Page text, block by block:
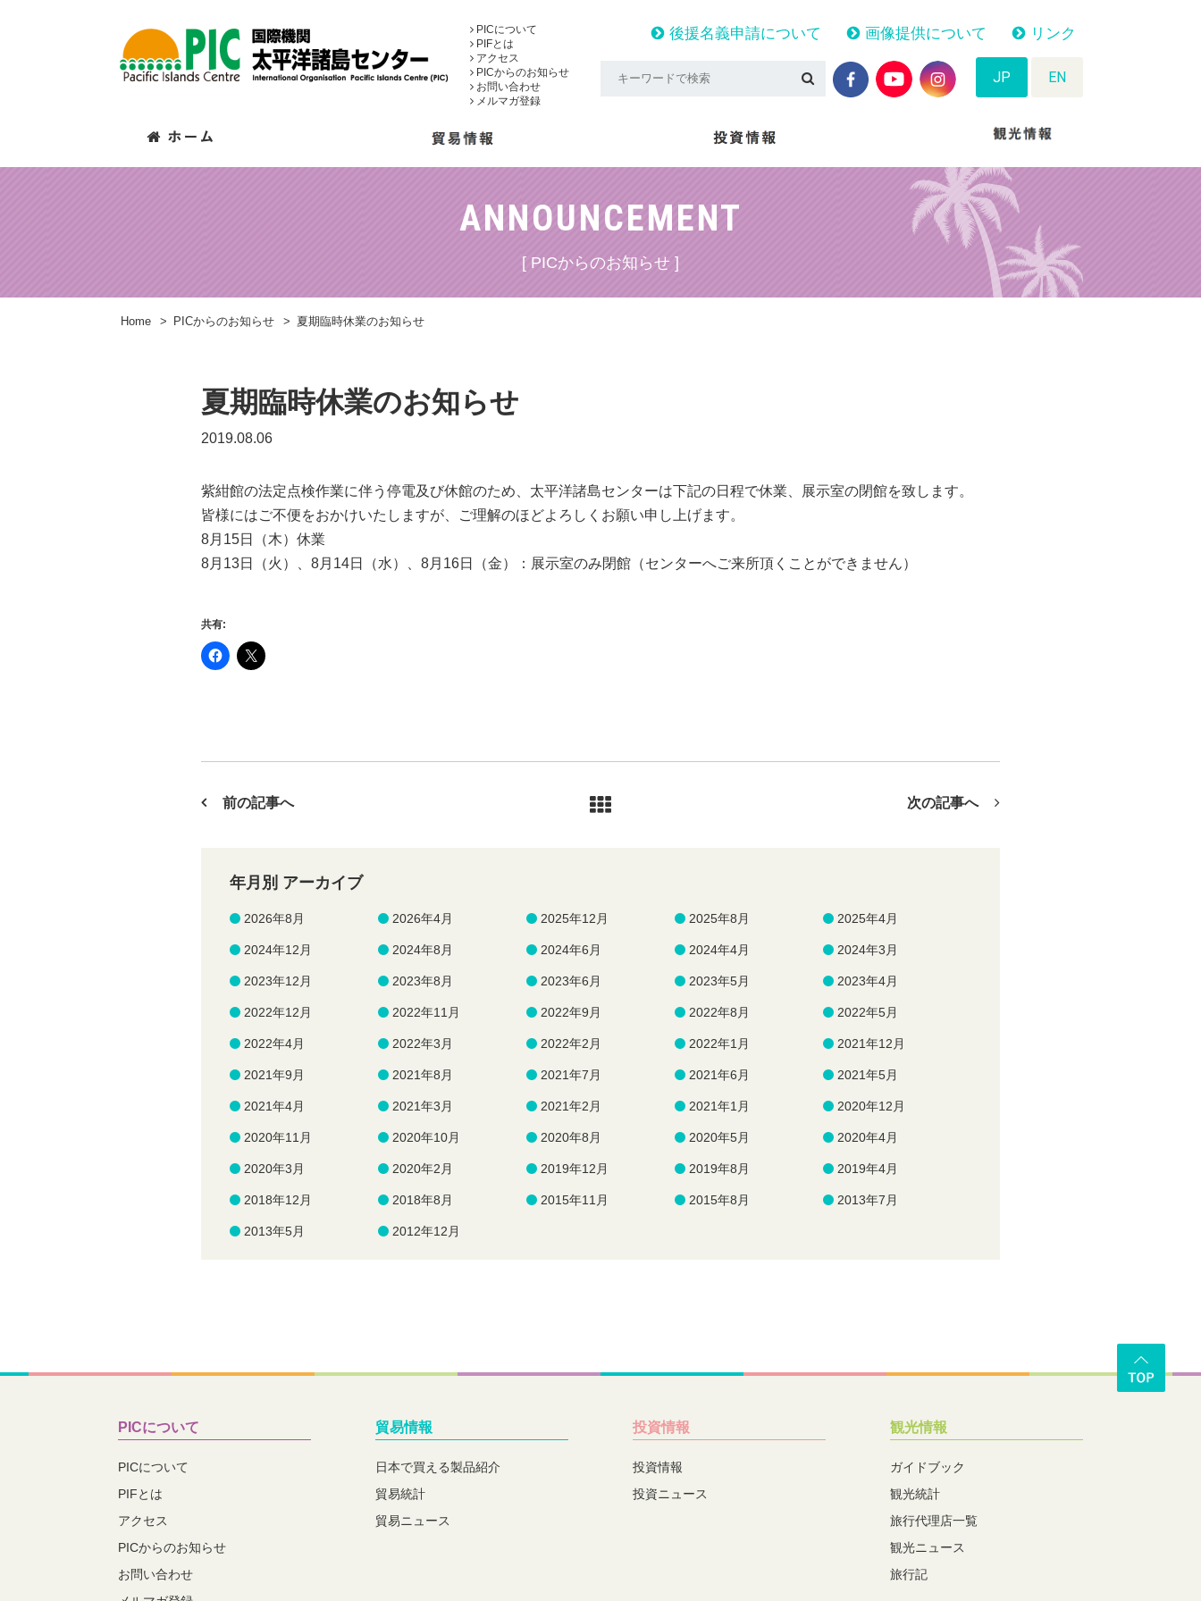
PICについて
PIFとは
アクセス
PICからのお知らせ
お問い合わせ
メルマガ登録
後援名義申請について 画像提供について リンク
JP EN
ANNOUNCEMENT
[ PICからのお知らせ ]
Home > PICからのお知らせ > 夏期臨時休業のお知らせ
夏期臨時休業のお知らせ
2019.08.06
紫紺館の法定点検作業に伴う停電及び休館のため、太平洋諸島センターは下記の日程で休業、展示室の閉館を致します。
皆様にはご不便をおかけいたしますが、ご理解のほどよろしくお願い申し上げます。
8月15日（木）休業
8月13日（火）、8月14日（水）、8月16日（金）：展示室のみ閉館（センターへご来所頂くことができません）
共有:
前の記事へ 次の記事へ
年月別 アーカイブ
2026年8月 2026年4月 2025年12月 2025年8月 2025年4月
2024年12月 2024年8月 2024年6月 2024年4月 2024年3月
2023年12月 2023年8月 2023年6月 2023年5月 2023年4月
2022年12月 2022年11月 2022年9月 2022年8月 2022年5月
2022年4月 2022年3月 2022年2月 2022年1月 2021年12月
2021年9月 2021年8月 2021年7月 2021年6月 2021年5月
2021年4月 2021年3月 2021年2月 2021年1月 2020年12月
2020年11月 2020年10月 2020年8月 2020年5月 2020年4月
2020年3月 2020年2月 2019年12月 2019年8月 2019年4月
2018年12月 2018年8月 2015年11月 2015年8月 2013年7月
2013年5月 2012年12月
PICについて
PICについて
PIFとは
アクセス
PICからのお知らせ
お問い合わせ
貿易情報
日本で買える製品紹介
貿易統計
貿易ニュース
投資情報
投資情報
投資ニュース
観光情報
ガイドブック
観光統計
旅行代理店一覧
観光ニュース
旅行記